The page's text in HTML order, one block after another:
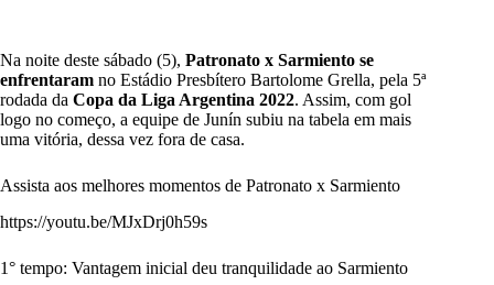
Na noite deste sábado (5), Patronato x Sarmiento se
enfrentaram no Estádio Presbítero Bartolome Grella, pela 5ª
rodada da Copa da Liga Argentina 2022. Assim, com gol
logo no começo, a equipe de Junín subiu na tabela em mais
uma vitória, dessa vez fora de casa.
Assista aos melhores momentos de Patronato x Sarmiento
https://youtu.be/MJxDrj0h59s
1° tempo: Vantagem inicial deu tranquilidade ao Sarmiento